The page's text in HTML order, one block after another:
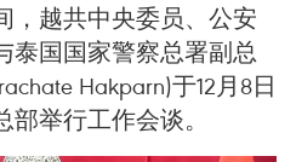
，越共中央委员、公安
泰国国家警察总署副总
Hakparn)于12月8日
举行工作会谈。